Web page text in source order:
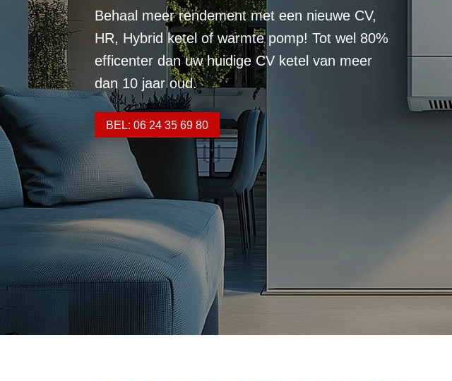
Behaal meer rendement met een nieuwe CV,
HR, Hybrid ketel of warmte pomp! Tot wel 80%
efficenter dan uw huidige CV ketel van meer
dan 10 jaar oud.
BEL: 06 24 35 69 80